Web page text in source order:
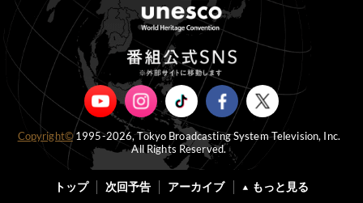
トップ 次回予告 アーカイブ もっと見る
Copyright©1995-2026, Tokyo Broadcasting System Television, Inc.
All Rights Reserved.